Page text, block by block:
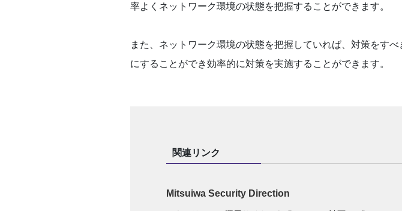
率よくネットワーク環境の状態を把握することができます。
また、ネットワーク環境の状態を把握していれば、対策をす
にすることができ効率的に対策を実施することができます。
関連リンク
Mitsuiwa Security Direction